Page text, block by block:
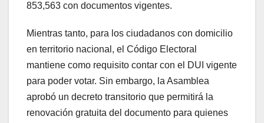
853,563 con documentos vigentes.
Mientras tanto, para los ciudadanos con domicilio
en territorio nacional, el Código Electoral
mantiene como requisito contar con el DUI vigente
para poder votar. Sin embargo, la Asamblea
aprobó un decreto transitorio que permitirá la
renovación gratuita del documento para quienes